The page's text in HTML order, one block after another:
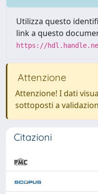
Utilizza questo
link a questo
https://
Attenzione
Attenzione! I dati
sottoposti a
Citazioni